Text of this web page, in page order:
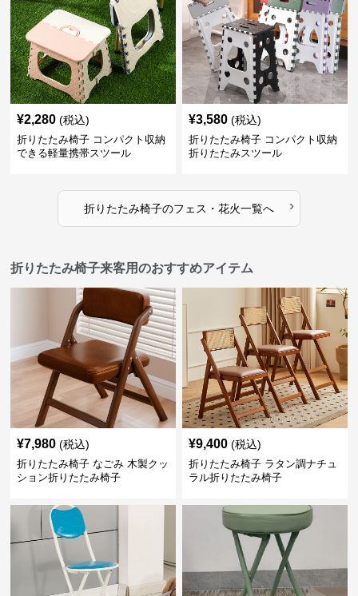
¥2,280 (税込)
折りたたみ椅子 コンパクト収納
できる軽量携帯スツール
¥3,580 (税込)
折りたたみ椅子 コンパクト収納
折りたたみスツール
折りたたみ椅子のフェス・花火一覧へ ›
折りたたみ椅子来客用のおすすめアイテム
¥7,980 (税込)
折りたたみ椅子 なごみ 木製クッ
ション折りたたみ椅子
¥9,400 (税込)
折りたたみ椅子 ラタン調ナチュ
ラル折りたたみ椅子